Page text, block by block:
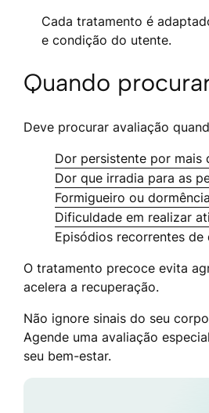
Cada tratamento é
e condição do utente.
Quando
Deve procurar avaliação
Dor persistente por mais
Dor que irradia para as
Formigueiro ou dormência
Dificuldade em realizar
Episódios recorrentes de
O tratamento precoce evita
acelera a recuperação.
Não ignore sinais do seu
Agende uma avaliação
seu bem-estar.